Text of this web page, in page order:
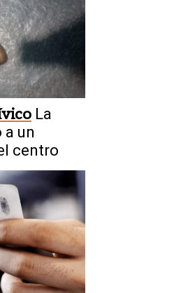
La
a un
centro